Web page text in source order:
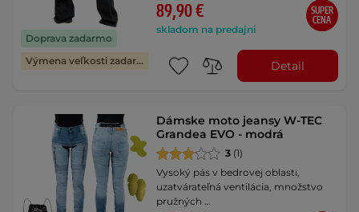
Doprava zadarmo
Výmena veľkosti zadarmo
89,90 €
skladom na predajni
SUPER
CENA
Detail
Dámske moto jeansy W-TEC
Grandea EVO - modrá
3 (1)
Vysoký pás v bedrovej oblasti,
uzatvárateľná ventilácia, množstvo
pružných …